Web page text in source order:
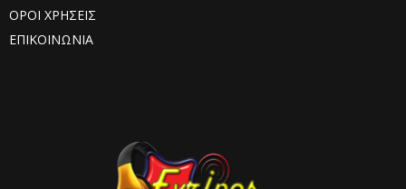
ΟΡΟΙ ΧΡΗΣΕΙΣ
ΕΠΙΚΟΙΝΩΝΙΑ